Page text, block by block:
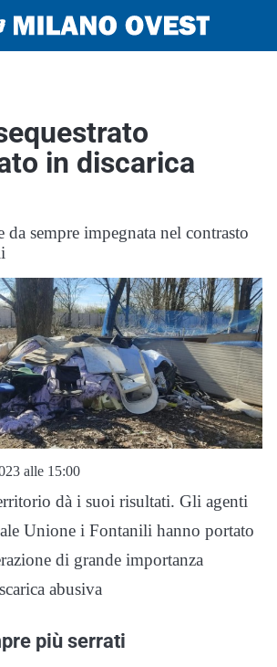
in discarica
sempre impegnata nel contrasto
alle 15:00
dà i suoi risultati. Gli agenti
Unione i Fontanili hanno portato
di grande importanza
abusiva
più serrati